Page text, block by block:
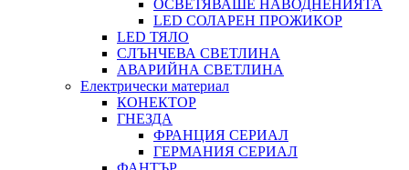
ОСВЕТЯВАШЕ НАВОДНЕНИЯТА
LED СОЛАРЕН ПРОЖИКОР
LED ТЯЛО
СЛЪНЧЕВА СВЕТЛИНА
АВАРИЙНА СВЕТЛИНА
Електрически материал
КОНЕКТОР
ГНЕЗДА
ФРАНЦИЯ СЕРИАЛ
ГЕРМАНИЯ СЕРИАЛ